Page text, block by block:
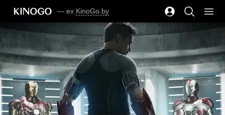
— ex KinoGo.by